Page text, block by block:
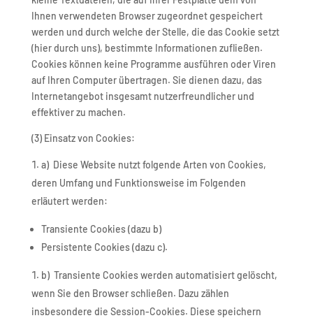
Ihnen verwendeten Browser zugeordnet gespeichert
werden und durch welche der Stelle, die das Cookie setzt
(hier durch uns), bestimmte Informationen zufließen.
Cookies können keine Programme ausführen oder Viren
auf Ihren Computer übertragen. Sie dienen dazu, das
Internetangebot insgesamt nutzerfreundlicher und
effektiver zu machen.
(3) Einsatz von Cookies:
a) Diese Website nutzt folgende Arten von Cookies,
deren Umfang und Funktionsweise im Folgenden
erläutert werden:
Transiente Cookies (dazu b)
Persistente Cookies (dazu c).
b) Transiente Cookies werden automatisiert gelöscht,
wenn Sie den Browser schließen. Dazu zählen
insbesondere die Session-Cookies. Diese speichern